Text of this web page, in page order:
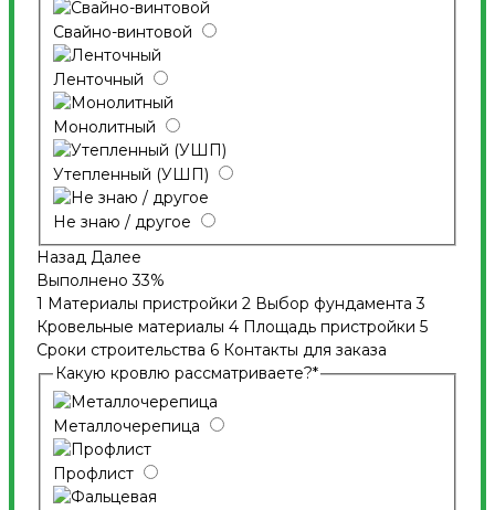
Свайно-винтовой
Ленточный
Монолитный
Утепленный (УШП)
Не знаю / другое
Назад Далее
Выполнено 33%
1 Материалы пристройки 2 Выбор фундамента 3
Кровельные материалы 4 Площадь пристройки 5
Сроки строительства 6 Контакты для заказа
Какую кровлю рассматриваете?*
Металлочерепица
Профлист